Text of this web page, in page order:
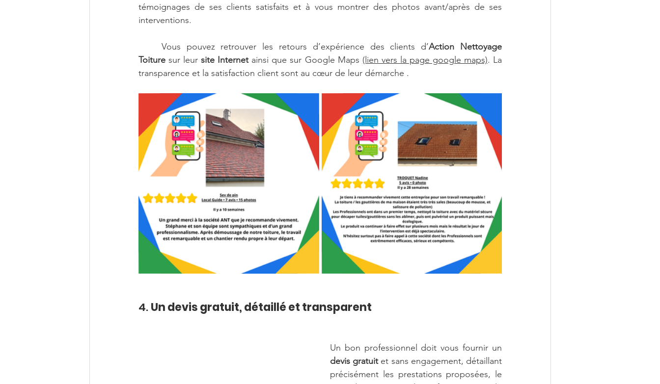
témoignages de ses clients satisfaits et à vous montrer des photos avant/après de ses
interventions.
	Vous pouvez retrouver les retours d’expérience des clients d’
Action Nettoyage
Toiture sur leur site Internet ainsi que sur Google Maps (lien vers la page google maps). La
transparence et la satisfaction client sont au cœur de leur démarche .
4. Un devis gratuit, détaillé et transparent
devis gratuit et sans engagement, détaillant
précisément les prestations proposées, le